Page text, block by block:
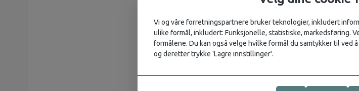
Anti-mygg
Vi og våre forretningspartnere bruker teknologier, inkludert
ulike formål, inkludert: Funksjonelle, statistiske, markedsføring.
formålene. Du kan også velge hvilke formål du samtykker til ved
og deretter trykke 'Lagre innstillinger'.